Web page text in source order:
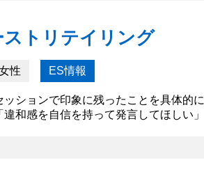
ストリテイリング
性 ES情報
ッションで印象に残ったことを具体的
違和感を自信を持って発言してほしい